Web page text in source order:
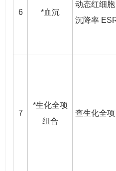
6 *血沉
动态红细胞
沉降率
7
*生化全项
组合
查生化全项